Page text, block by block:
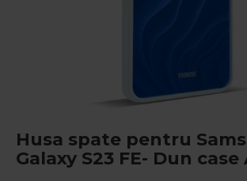
Husa spate pentru
Galaxy S23 FE- Dun